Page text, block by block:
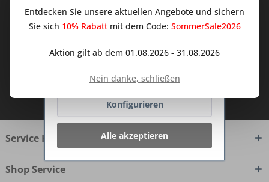
TraumKüche Newsletter und verpassen
Sie keine Neuigkeit oder Aktion mehr aus
zur Kenntnis genommen.
Service Hotline
Shop Service
Entdecken Sie unsere aktuellen Angebote und sichern
Sie sich 10% Rabattmit dem Code: SommerSale2026
Aktion gilt ab dem 01.08.2026 - 31.08.2026
Nein danke, schließen
Netzwerken vereinfachen sollen,
werden nur mit Ihrer Zustimmung
Ablehnen
Konfigurieren
Alle akzeptieren